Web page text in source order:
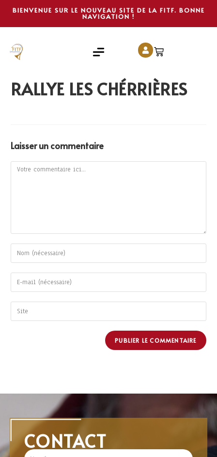
BIENVENUE SUR LE NOUVEAU SITE DE LA FITF. BONNE
NAVIGATION !
RALLYE LES CHÉRRIÈRES
Laisser un commentaire
CONTACT